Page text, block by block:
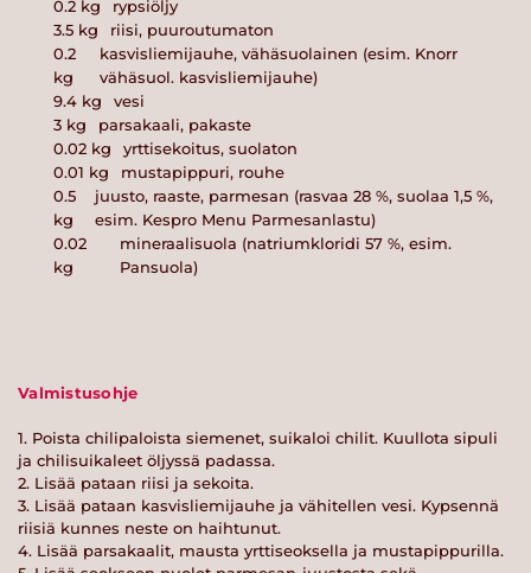
0.2 kg
rypsiöljy
3.5 kg
riisi, puuroutumaton
0.2
kg
kasvisliemijauhe, vähäsuolainen (esim. Knorr
vähäsuol. kasvisliemijauhe)
9.4 kg
vesi
3 kg
parsakaali, pakaste
0.02 kg
yrttisekoitus, suolaton
0.01 kg
mustapippuri, rouhe
0.5
kg
juusto, raaste, parmesan (rasvaa 28 %, suolaa 1,5 %,
esim. Kespro Menu Parmesanlastu)
0.02
kg
mineraalisuola (natriumkloridi 57 %, esim.
Pansuola)
Valmistusohje
1. Poista chilipaloista siemenet, suikaloi chilit. Kuullota sipuli
ja chilisuikaleet öljyssä padassa.
2. Lisää pataan riisi ja sekoita.
3. Lisää pataan kasvisliemijauhe ja vähitellen vesi. Kypsennä
riisiä kunnes neste on haihtunut.
4. Lisää parsakaalit, mausta yrttiseoksella ja mustapippurilla.